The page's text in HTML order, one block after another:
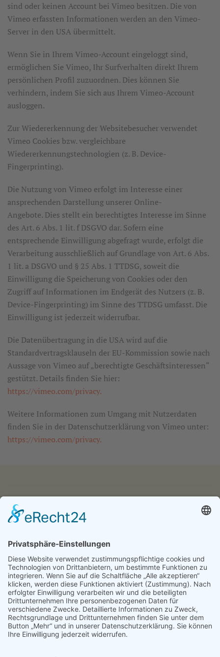
sind oder keinen Account bei Vimeo besitzen. Die von
Vimeo erfassten Informationen werden an den Vimeo-
Server in den USA übermittelt.
Wenn Sie in Ihrem Vimeo-Account eingeloggt sind,
ermöglichen Sie Vimeo, Ihr Surfverhalten direkt Ihrem
persönlichen Profil zuzuordnen. Dies können Sie
verhindern, indem Sie sich aus Ihrem Vimeo-Account
ausloggen.
Zur Wiedererkennung der Websitebesucher verwendet
Vimeo Cookies bzw. vergleichbare
Wiedererkennungstechnologien (z. B. Device-
Fingerprinting).
Die Nutzung von Vimeo erfolgt im Interesse einer
ansprechenden Darstellung unserer Online-
Angebote. Dies stellt ein berechtigtes Interesse im Sinne
des Art. 6 Abs. 1 lit. f DSGVO dar. Sofern eine
entsprechende Einwilligung abgefragt wurde, erfolgt die
Verarbeitung ausschließlich auf Grundlage von Art. 6 Abs.
1 lit. a DSGVO und § 25 Abs. 1 TTDSG, soweit die
Einwilligung die Speicherung von Cookies oder den
Zugriff auf Informationen im Endgerät des Nutzers (z. B.
Device-Fingerprinting) im Sinne des TTDSG umfasst. Die
Einwilligung ist jederzeit widerrufbar.
Die Datenübertragung in die USA wird auf die
Standardvertragsklauseln der EU-Kommission sowie nach
Aussage von Vimeo auf „berechtigte Geschäftsinteressen“
gestützt. Details finden Sie hier:
https://vimeo.com/privacy.
Weitere Informationen zum Umgang mit Nutzerdaten
finden Sie in der Datenschutzerklärung von Vimeo unter:
https://vimeo.com/privacy.
IMPRESSUM
KONTAKT & ANFAHRT
© 2024 - Alice Bendix - Berufliches Schulzentrum der
Stadt München